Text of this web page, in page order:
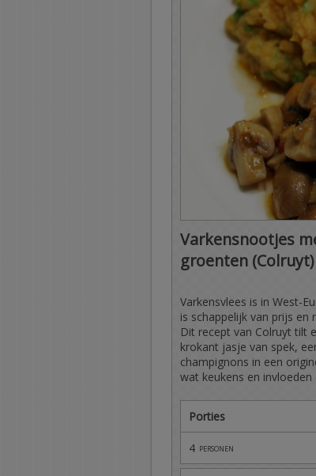
Varkensnootjes
groenten (Colruyt)
Varkensvlees is in West-
is schappelijk van prijs en
Dit recept van Colruyt tilt
krokant jasje van spek,
champignons in een
wat keukens en
Porties
4 personen